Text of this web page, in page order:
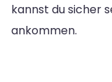
kannst du sicher
ankommen.